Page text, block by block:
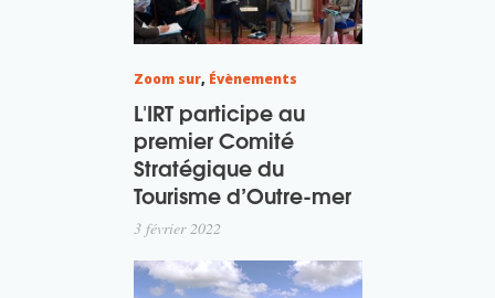
Zoom sur, Évènements
L'IRT participe au
premier Comité
Stratégique du
Tourisme d’Outre-mer
3 février 2022